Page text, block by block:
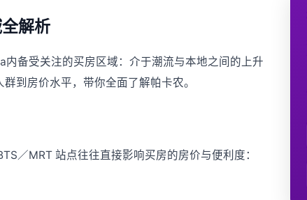
解析
备受关注的买房区域：介于潮流与本地之间的上升
到房价水平，带你全面了解帕卡农。
／MRT 站点往往直接影响买房的房价与便利度：